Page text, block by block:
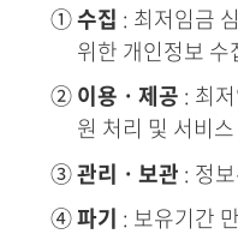
①수집 : 최저임금
위한 개인정보 수
② 이용ㆍ제공 : 최
원 처리 및 서비
③관리ㆍ보관 : 정
④파기 : 보유기간